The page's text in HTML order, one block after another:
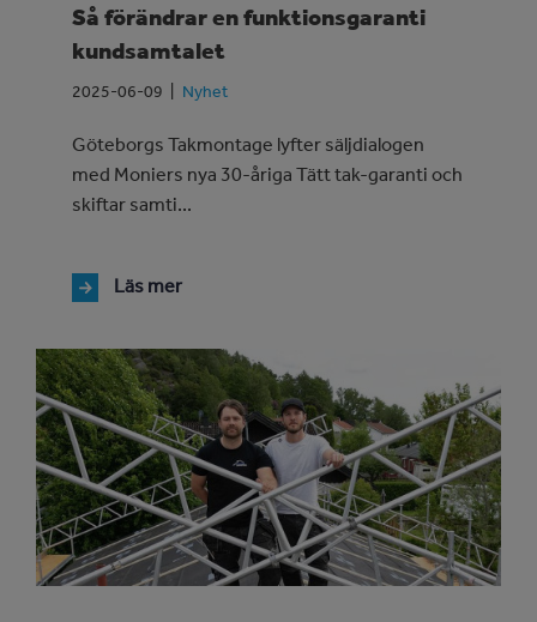
Så förändrar en funktionsgaranti
kundsamtalet
2025-06-09 Nyhet
Göteborgs Takmontage lyfter säljdialogen
med Moniers nya 30-åriga Tätt tak-garanti och
skiftar samti...
Läs mer